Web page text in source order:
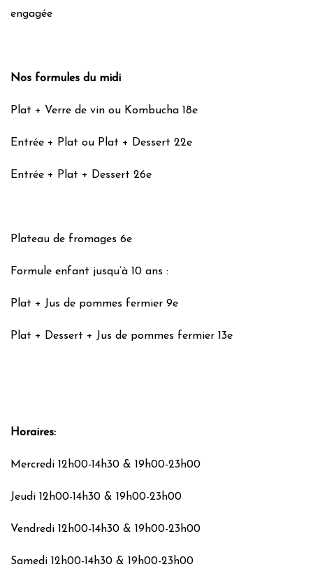
engagée
Nos formules du midi
Plat + Verre de vin ou Kombucha 18e
Entrée + Plat ou Plat + Dessert 22e
Entrée + Plat + Dessert 26e
Plateau de fromages 6e
Formule enfant jusqu’à 10 ans :
Plat + Jus de pommes fermier 9e
Plat + Dessert + Jus de pommes fermier 13e​
Horaires:
Mercredi 12h00-14h30 & 19h00-23h00
Jeudi 12h00-14h30 & 19h00-23h00
Vendredi 12h00-14h30 & 19h00-23h00
Samedi 12h00-14h30 & 19h00-23h00